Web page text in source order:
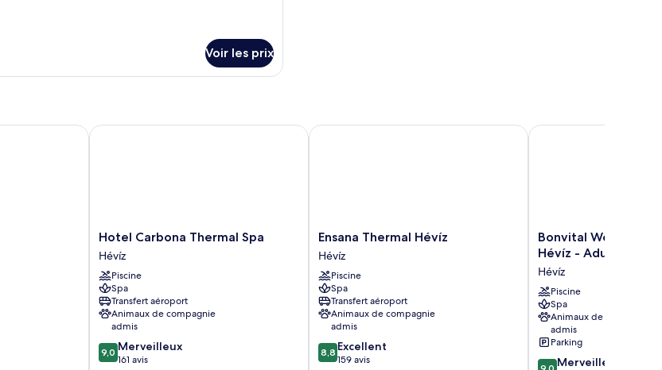
Voir les prix
Hotel
Carbona
Thermal
Spa
Hévíz
Hotel Carbona Thermal Spa
Hévíz
Piscine
Spa
Transfert aéroport
Animaux de compagnie
admis
9.0
sur
9,0 Merveilleux
161 avis
Hotel Carbona Thermal Spa
Ensana
Thermal
Hévíz
Hévíz
Ensana Thermal Hévíz
Hévíz
Piscine
Spa
Transfert aéroport
Animaux de compagnie
admis
8.8
sur
8,8 Excellent
159 avis
Ensana Thermal Hévíz
Bonvital
Wellness
Gastro
Hotel
Hévíz
-
Adults
Only
Hévíz
Bonvital Wellness &
Hévíz - Adults Only
Hévíz
Piscine
Spa
Animaux de compagnie
admis
Parking
9.0 Merveilleux
Bonvital Wellness &